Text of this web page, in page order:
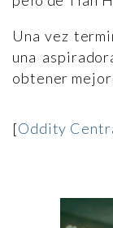
Una vez
una
obtener
[Oddity